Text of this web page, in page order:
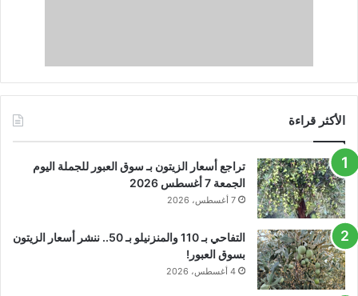
الأكثر قراءة
تراجع أسعار الزيتون بـ سوق العبور للجملة اليوم
الجمعة 7 أغسطس 2026
7 أغسطس، 2026
التفاحي بـ 110 والمنزنيلو بـ 50.. ننشر أسعار الزيتون
بسوق العبور!
4 أغسطس، 2026